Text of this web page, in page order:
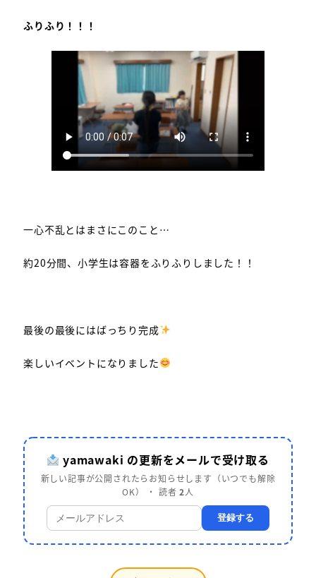
ふりふり！！！
一心不乱とはまさにこのこと…
約20分間、小学生は容器をふりふりしました！！
最後の最後にはばっちり完成
楽しいイベントになりました
yamawaki の更新をメールで受け取る
新しい記事が公開されたらお知らせします（いつでも解除
OK） ・ 読者2人
登録する